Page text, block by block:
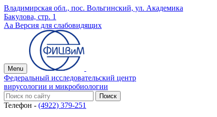
Владимирская обл., пос. Вольгинский, ул. Академика
Бакулова, стр. 1
Аа Версия для слабовидящих
Menu
Федеральный исследовательский центр
вирусологии и микробиологии
Телефон - (4922) 379-251